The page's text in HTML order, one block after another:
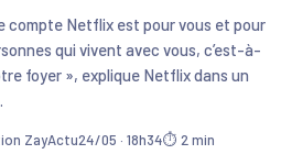
compte Netflix est pour vous et pour
qui vivent avec vous, c’est-à-
foyer », explique Netflix dans un
ZayActu24/05 · 18h34⏱ 2 min